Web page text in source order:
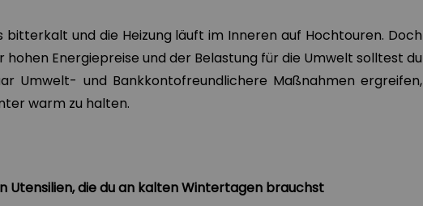
bitterkalt und die Heizung läuft im Inneren auf Hochtouren. Doch
hohen Energiepreise und der Belastung für die Umwelt solltest du
Umwelt- und Bankkontofreundlichere Maßnahmen ergreifen,
warm zu halten.
Utensilien, die du an kalten Wintertagen brauchst